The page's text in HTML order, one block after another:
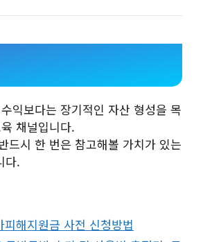
익보다는 장기적인 자산 형성을 목
채널입니다.
드시 한 번은 참고해볼 가치가 있는
다.
피해지원금 사전 신청방법